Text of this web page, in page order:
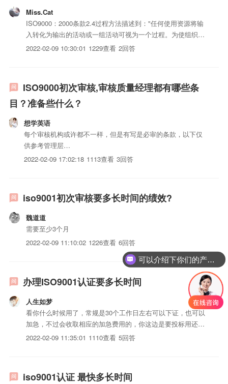
Miss.Cat
ISO9000：2000条款2.4过程方法描述到："任何使用资源将输
入转化为输出的活动或一组活动可视为一个过程。为使组织有
效运行，必须识别和管理许多相互关联和相互作用的过程。通
2022-02-09 10:30:01 1229查看 2回答
ISO9000初次审核,审核质量经理都有哪些条
目？准备些什么？
想学英语
每个审核机构或许都不一样，但是有写是必审的条款，以下仅
供参考管理层
1.2/4.1/4.2.1/4.2.2/5.1/5.2/5.3/5.4/5.5/5.6/6.1/8.1/8.2.2/8.4/8.5
2022-02-09 17:02:18 1113查看 3回答
iso9001初次审核要多长时间的绩效?
魏道道
需要至少3个月
2022-02-09 11:10:02 1226查看 6回答
办理ISO9001认证要多长时间
人生如梦
看你什么时候用了，常规是30个工作日左右可以下证，也可以
加急，不过会收取相应的加急费用的，你这边是要投标用还是
客户要求的啊
2022-02-09 11:35:01 1110查看 5回答
iso9001认证 最快多长时间
可以介绍下你们的产品么？